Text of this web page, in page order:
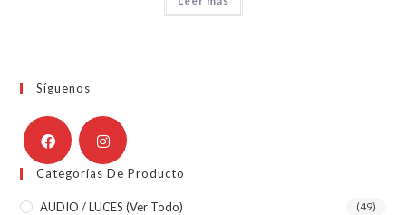
Síguenos
Categorías De Producto
AUDIO / LUCES (ver Todo) (49)